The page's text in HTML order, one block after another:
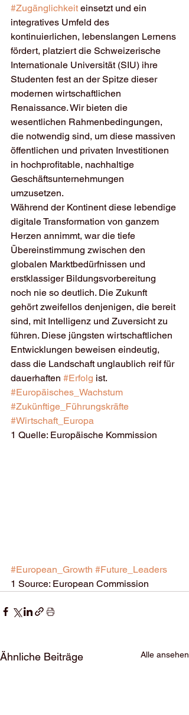
#Zugänglichkeit einsetzt und ein
integratives Umfeld des
kontinuierlichen, lebenslangen Lernens
fördert, platziert die Schweizerische
Internationale Universität (SIU) ihre
Studenten fest an der Spitze dieser
modernen wirtschaftlichen
Renaissance. Wir bieten die
wesentlichen Rahmenbedingungen,
die notwendig sind, um diese massiven
öffentlichen und privaten Investitionen
in hochprofitable, nachhaltige
Geschäftsunternehmungen
umzusetzen.
Während der Kontinent diese lebendige
digitale Transformation von ganzem
Herzen annimmt, war die tiefe
Übereinstimmung zwischen den
globalen Marktbedürfnissen und
erstklassiger Bildungsvorbereitung
noch nie so deutlich. Die Zukunft
gehört zweifellos denjenigen, die bereit
sind, mit Intelligenz und Zuversicht zu
führen. Diese jüngsten wirtschaftlichen
Entwicklungen beweisen eindeutig,
dass die Landschaft unglaublich reif für
dauerhaften #Erfolg ist.
#Europäisches_Wachstum
#Zukünftige_Führungskräfte
#Wirtschaft_Europa
1 Quelle: Europäische Kommission
#European_Growth #Future_Leaders
1 Source: European Commission
Ähnliche Beiträge Alle ansehen